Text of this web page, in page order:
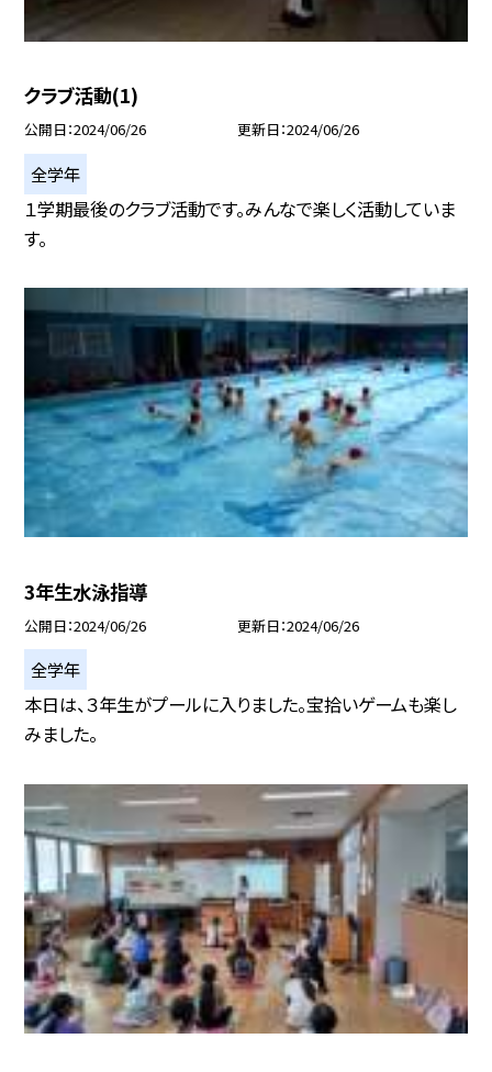
クラブ活動(1)
公開日 2024/06/26 更新日 2024/06/26
全学年
１学期最後のクラブ活動です。みんなで楽しく活動していま
す。
3年生水泳指導
公開日 2024/06/26 更新日 2024/06/26
全学年
本日は、３年生がプールに入りました。宝拾いゲームも楽し
みました。